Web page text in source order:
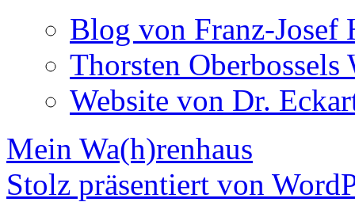
Blog von Franz-Josef
Thorsten Oberbossels
Website von Dr.
Mein Wa(h)renhaus
Stolz präsentiert von